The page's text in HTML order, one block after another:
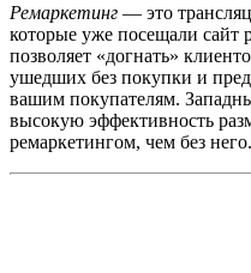
Ремаркетинг — это
которые уже посещали сайт
позволяет «догнать»
ушедших без покупки и
вашим покупателям.
высокую эффективность
ремаркетингом, чем без него.